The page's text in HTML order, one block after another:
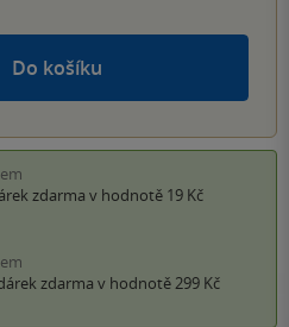
Do košíku
zdarma v hodnotě 19 Kč
zdarma v hodnotě 299 Kč